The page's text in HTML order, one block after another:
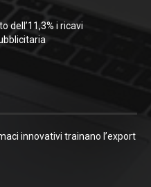
dell’11,3% i ricavi
innovativi trainano l’export